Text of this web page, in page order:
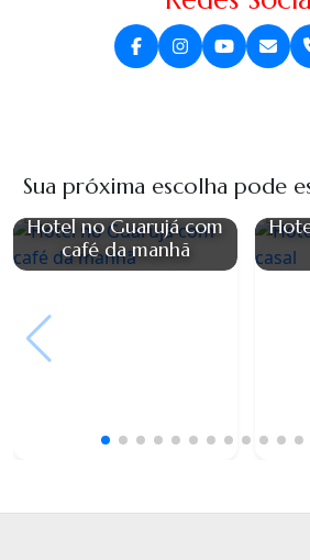
Sua próxima escolha pode
Hotel no Guarujá com
café da manhã